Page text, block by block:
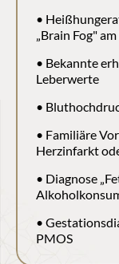
•
„Brain Fog"
• Bekannte
Leberwerte
•
• Familiäre
Herzinfarkt
• Diagnose
•
PMOS